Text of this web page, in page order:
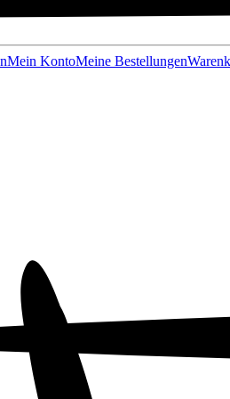
Mein KontoMeine Bestellungen